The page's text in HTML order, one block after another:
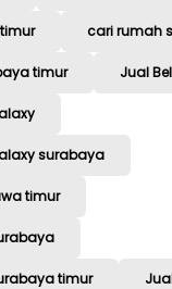
cari rumah
timur Jual
surabaya
timur
timur